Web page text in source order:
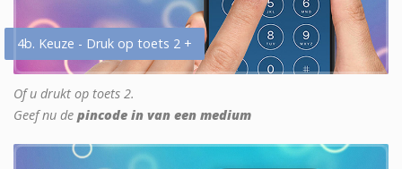
4b. Keuze - Druk op toets 2 +
Of u drukt op toets 2.
Geef nu de pincode in van een medium